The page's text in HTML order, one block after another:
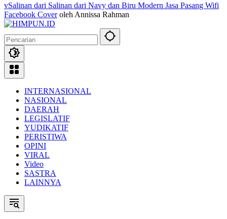
vSalinan dari Salinan dari Navy dan Biru Modern Jasa Pasang Wifi
Facebook Coveroleh Annissa Rahman
INTERNASIONAL
NASIONAL
DAERAH
LEGISLATIF
YUDIKATIF
PERISTIWA
OPINI
VIRAL
Video
SASTRA
LAINNYA